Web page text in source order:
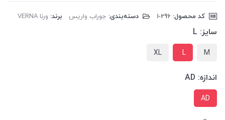
کد محصول: دسته‌بندی: جوراب واریس برند: ورنا VERNA
سایز: L
M
L
XL
اندازه: AD
AD